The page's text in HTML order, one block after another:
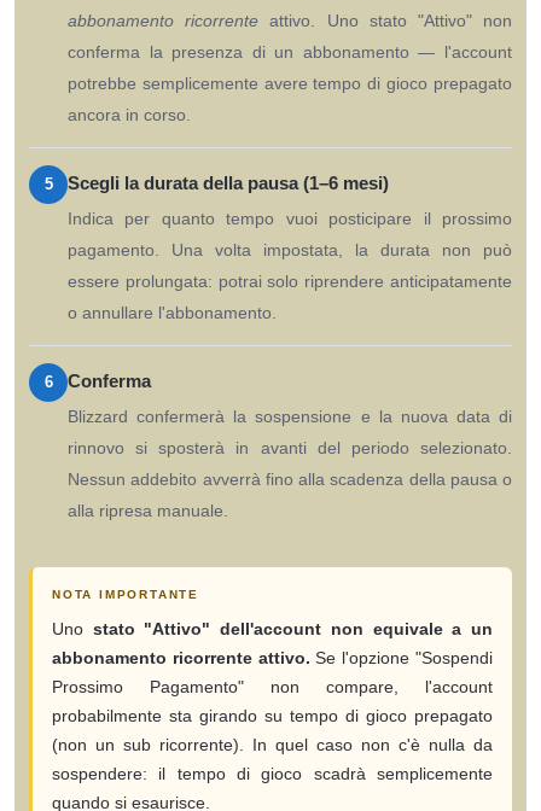
abbonamento ricorrente attivo. Uno stato "Attivo" non
conferma la presenza di un abbonamento — l'account
potrebbe semplicemente avere tempo di gioco prepagato
ancora in corso.
5 Scegli la durata della pausa (1–6 mesi)
Indica per quanto tempo vuoi posticipare il prossimo
pagamento. Una volta impostata, la durata non può
essere prolungata: potrai solo riprendere anticipatamente
o annullare l'abbonamento.
6 Conferma
Blizzard confermerà la sospensione e la nuova data di
rinnovo si sposterà in avanti del periodo selezionato.
Nessun addebito avverrà fino alla scadenza della pausa o
alla ripresa manuale.
NOTA IMPORTANTE
Uno stato "Attivo" dell'account non equivale a un
abbonamento ricorrente attivo. Se l'opzione "Sospendi
Prossimo Pagamento" non compare, l'account
probabilmente sta girando su tempo di gioco prepagato
(non un sub ricorrente). In quel caso non c'è nulla da
sospendere: il tempo di gioco scadrà semplicemente
quando si esaurisce.